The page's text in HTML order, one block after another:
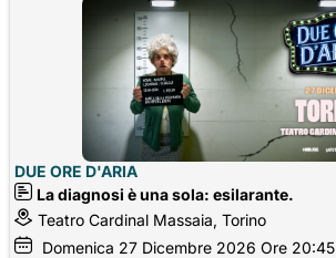
DUE ORE D'ARIA
La diagnosi è una sola: esilarante.
Teatro Cardinal Massaia, Torino
Domenica 27 Dicembre 2026 Ore 20:45